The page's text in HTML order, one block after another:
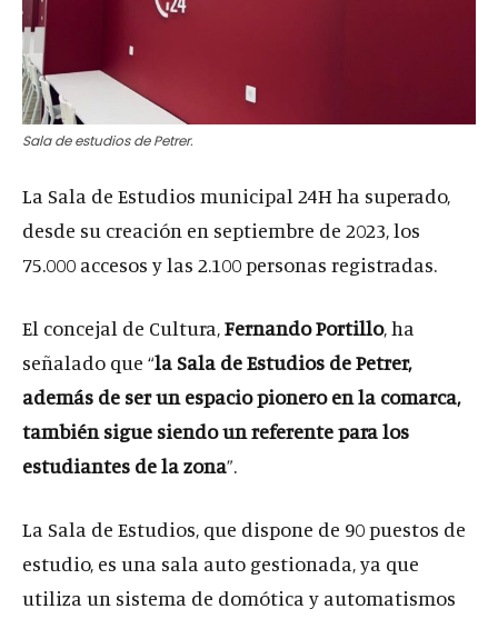
Sala de estudios de Petrer.
La Sala de Estudios municipal 24H ha superado,
desde su creación en septiembre de 2023, los
75.000 accesos y las 2.100 personas registradas.
El concejal de Cultura,Fernando Portillo, ha
señalado que “la Sala de Estudios de Petrer,
además de ser un espacio pionero en la comarca,
también sigue siendo un referente para los
estudiantes de la zona”.
La Sala de Estudios, que dispone de 90 puestos de
estudio, es una sala auto gestionada, ya que
utiliza un sistema de domótica y automatismos